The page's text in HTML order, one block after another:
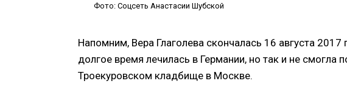
Фото: Соцсеть Анастасии Шубской
Напомним, Вера Глаголева скончалась 16 августа 2017
долгое время лечилась в Германии, но так и не смогла
Троекуровском кладбище в Москве.